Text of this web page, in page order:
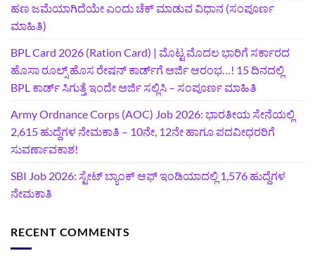
ಹಣ ಜಮೆಯಾಗಿದೆಯೇ ಎಂದು ಚೆಕ್ ಮಾಡುವ ವಿಧಾನ (ಸಂಪೂರ್ಣ
ಮಾಹಿತಿ)
BPL Card 2026 (Ration Card) | ಮೊಟ್ಟ ಮೊದಲ ಭಾರಿಗೆ ಸರ್ಕಾರದ
ಹೊಸಾ ರೂಲ್ಸ್ ಹೊಸ ರೇಷನ್ ಕಾರ್ಡ್‌ಗೆ ಅರ್ಜಿ ಆರಂಭ…! 15 ದಿನದಲ್ಲಿ
BPL ಕಾರ್ಡ್ ಸಿಗುತ್ತೆ ಇಂದೇ ಅರ್ಜಿ ಸಲ್ಲಿಸಿ – ಸಂಪೂರ್ಣ ಮಾಹಿತಿ
Army Ordnance Corps (AOC) Job 2026: ಭಾರತೀಯ ಸೇನೆಯಲ್ಲಿ
2,615 ಹುದ್ದೆಗಳ ನೇಮಕಾತಿ – 10ನೇ, 12ನೇ ಹಾಗೂ ಪದವೀಧರರಿಗೆ
ಸುವರ್ಣಾವಕಾಶ!
SBI Job 2026: ಸ್ಟೇಟ್ ಬ್ಯಾಂಕ್ ಆಫ್ ಇಂಡಿಯಾದಲ್ಲಿ 1,576 ಹುದ್ದೆಗಳ
ನೇಮಕಾತಿ
RECENT COMMENTS